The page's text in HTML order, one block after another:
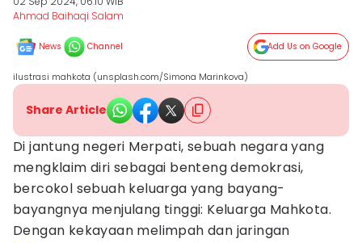
Ahmad Baihaqi Salam
News Channel Add Us on Google
ilustrasi mahkota (unsplash.com/Simona Marinkova)
Share Article
Di jantung negeri Merpati, sebuah negara yang
mengklaim diri sebagai benteng demokrasi,
bercokol sebuah keluarga yang bayang-
bayangnya menjulang tinggi: Keluarga Mahkota.
Dengan kekayaan melimpah dan jaringan